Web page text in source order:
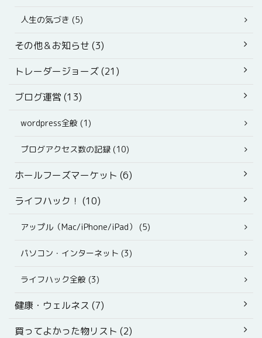
人生の気づき (5)
その他＆お知らせ (3)
トレーダージョーズ (21)
ブログ運営 (13)
wordpress全般 (1)
ブログアクセス数の記録 (10)
ホールフーズマーケット (6)
ライフハック！ (10)
アップル（Mac/iPhone/iPad） (5)
パソコン・インターネット (3)
ライフハック全般 (3)
健康・ウェルネス (7)
買ってよかった物リスト (2)